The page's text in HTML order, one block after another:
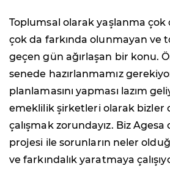
Toplumsal olarak yaşlanma çok
çok da farkında olunmayan ve
geçen gün ağırlaşan bir konu.
senede hazırlanmamız
planlamasını yapması lazım
emeklilik şirketleri olarak bizler
çalışmak zorundayız. Biz
projesi ile sorunların neler
ve farkındalık yaratmaya